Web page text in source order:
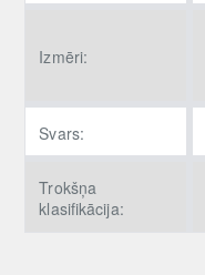
Izmēri:
Svars:
Trokšņa
klasifikācija: